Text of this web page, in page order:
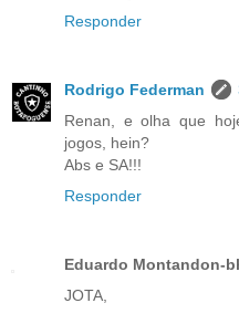
Responder
Rodrigo Federman
Renan, e olha que
jogos, hein?
Abs e SA!!!
Responder
Eduardo Montandon-
JOTA,